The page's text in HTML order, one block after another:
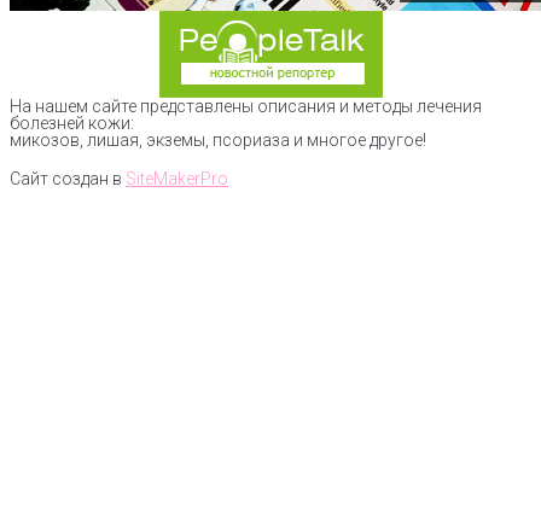
На нашем сайте представлены описания и методы лечения
болезней кожи:
микозов, лишая, экземы, псориаза и многое другое!
Сайт создан в SiteMakerPro